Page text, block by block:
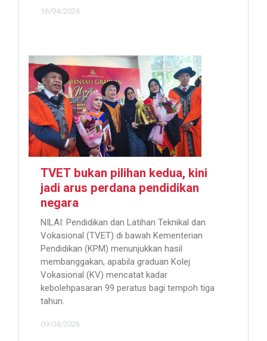
16/04/2026
TVET bukan pilihan kedua, kini
jadi arus perdana pendidikan
negara
NILAI: Pendidikan dan Latihan Teknikal dan
Vokasional (TVET) di bawah Kementerian
Pendidikan (KPM) menunjukkan hasil
membanggakan, apabila graduan Kolej
Vokasional (KV) mencatat kadar
kebolehpasaran 99 peratus bagi tempoh tiga
tahun.
09/04/2026